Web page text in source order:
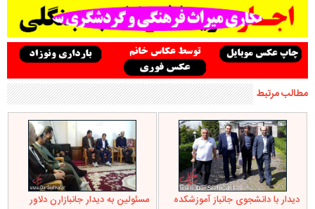
مطالب مرتبط
دیدار با دانشجوی جانباز آموزشکده
مسئولین به دیدار جانبازارن دلاور